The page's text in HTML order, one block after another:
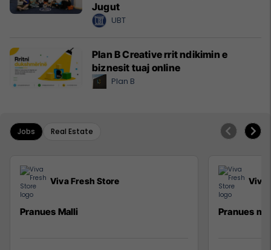
Jugut
UBT
Plan B Creative rrit ndikimin e
biznesit tuaj online
Plan B
Jobs Real Estate
Viva Fresh Store
Pranues Malli
Viva
Pranues